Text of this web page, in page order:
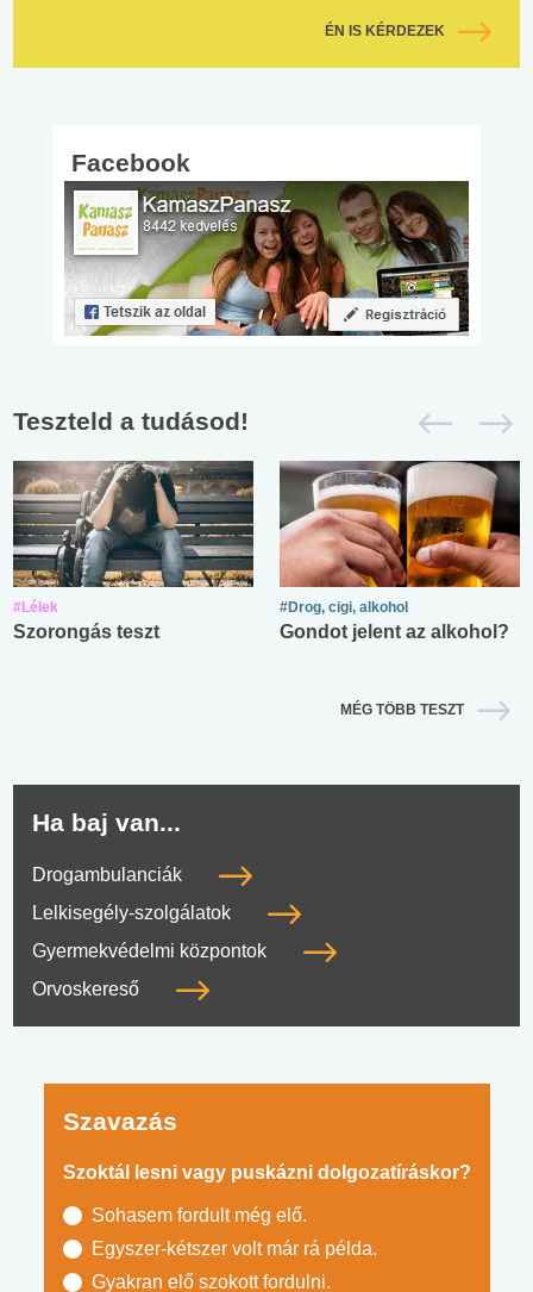
ÉN IS KÉRDEZEK
Facebook
Teszteld a tudásod!
#Lélek
Szorongás teszt
#Drog, cigi, alkohol
Gondot jelent az alkohol?
MÉG TÖBB TESZT
Ha baj van...
Drogambulanciák
Lelkisegély-szolgálatok
Gyermekvédelmi központok
Orvoskereső
Szavazás
Szoktál lesni vagy puskázni dolgozatíráskor?
Sohasem fordult még elő.
Egyszer-kétszer volt már rá példa.
Gyakran elő szokott fordulni.